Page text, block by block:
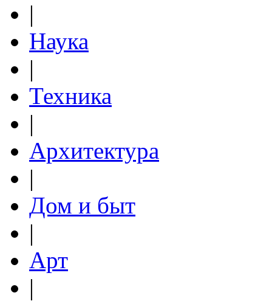
|
Наука
|
Техника
|
Архитектура
|
Дом и быт
|
Арт
|